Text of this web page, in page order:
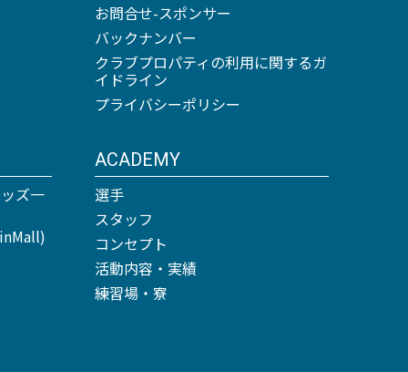
ズ一
ACADEMY
選手
スタッフ
コンセプト
活動内容・実績
練習場・寮
お問合せ-スポンサー
バックナンバー
クラブプロパティの利用に関するガ
イドライン
プライバシーポリシー